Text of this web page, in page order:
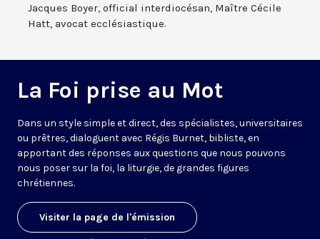
Jacques Boyer, official interdiocésan, Maître Cécile
Hatt, avocat ecclésiastique.
La Foi prise au Mot
Dans un style simple et direct, des spécialistes, universitaires
ou prêtres, dialoguent avec Régis Burnet, bibliste, en
apportant des réponses aux questions que nous pouvons
nous poser sur la foi, la liturgie, de grandes figures
chrétiennes.
Visiter la page de l'émission